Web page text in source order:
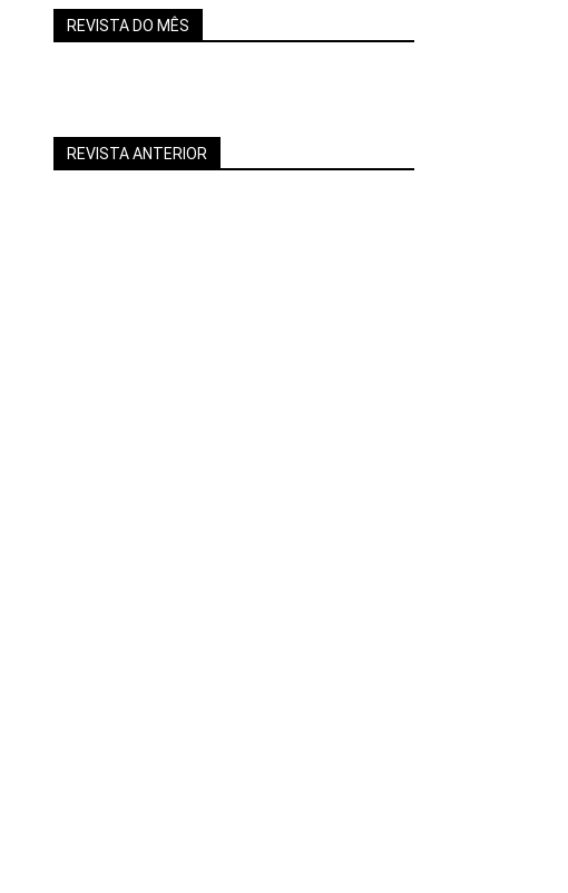
REVISTA DO MÊS
REVISTA ANTERIOR